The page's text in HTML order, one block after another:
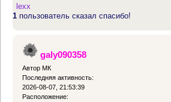
lexx
1 пользователь сказал спасибо!
galy090358
Автор МК
Последняя активность:
2026-08-07, 21:53:39
Расположение: